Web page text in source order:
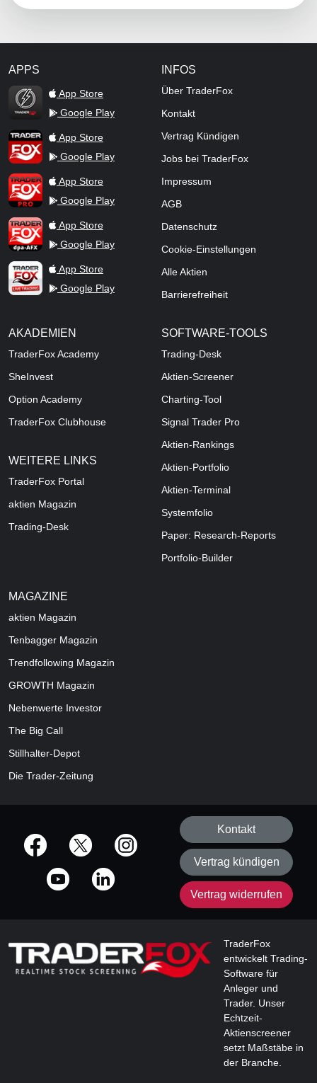
APPS
TraderFox Flash
App Store
Google Play
TraderFox AppApp Store
Google Play
TraderFox ProApp Store
Google Play
TraderFox dpa-AFX ProFeed
App Store
Google Play
TraderFox Live Trading
App Store
Google Play
INFOS
Über TraderFox
Kontakt
Vertrag Kündigen
Jobs bei TraderFox
Impressum
AGB
Datenschutz
Cookie-Einstellungen
Alle Aktien
Barrierefreiheit
AKADEMIEN
TraderFox Academy
SheInvest
Option Academy
TraderFox Clubhouse
WEITERE LINKS
TraderFox Portal
aktien Magazin
Trading-Desk
SOFTWARE-TOOLS
Trading-Desk
Aktien-Screener
Charting-Tool
Signal Trader Pro
Aktien-Rankings
Aktien-Portfolio
Aktien-Terminal
Systemfolio
Paper: Research-Reports
Portfolio-Builder
MAGAZINE
aktien Magazin
Tenbagger Magazin
Trendfollowing Magazin
GROWTH Magazin
Nebenwerte Investor
The Big Call
Stillhalter-Depot
Die Trader-Zeitung
offizielle Social Media-Accounts
Kontakt
Vertrag kündigen
Vertrag widerrufen
TraderFox
entwickelt Trading-
Software für
Anleger und
Trader. Unser
Echtzeit-
Aktienscreener
setzt Maßstäbe in
der Branche.